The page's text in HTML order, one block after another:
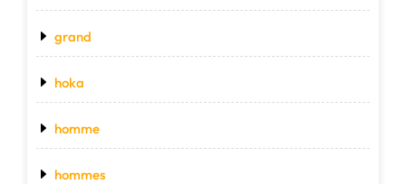
grand
hoka
homme
hommes